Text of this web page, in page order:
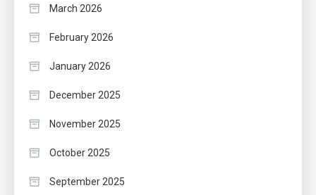
March 2026
February 2026
January 2026
December 2025
November 2025
October 2025
September 2025